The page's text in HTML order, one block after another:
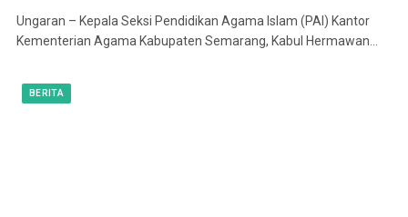
Ungaran – Kepala Seksi Pendidikan Agama Islam (PAI) Kantor
Kementerian Agama Kabupaten Semarang, Kabul Hermawan…
BERITA